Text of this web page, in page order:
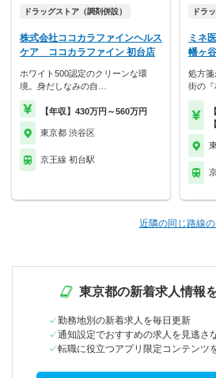
ドラッグストア（調剤併設）
株式会社ココカラファインヘルス
ケア ココカラファイン 初台店
ホワイト500認定のクリーンな環
境。身だしなみの自…
【年収】430万円～560万円
東京都 渋谷区
京王線 初台駅
ドラ
ミネ
幡ヶ
処方箋
街の
近隣の同じ路線
東京都の新着求人情報
勤務地別の新着求人を毎日更新
通知設定でおすすめの求人を見逃さ
転職に役立つアプリ限定コンテンツ